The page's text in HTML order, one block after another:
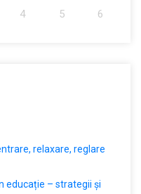
4 5 6
relaxare, reglare
educație – strategii și